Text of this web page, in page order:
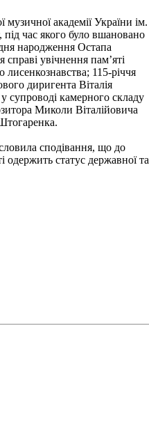
академії України ім.
час якого було вшановано
народження Остапа
увічнення пам’яті
лисенкознавства; 115-річчя
диригента Віталія
супроводі камерного складу
Миколи Віталійовича
сподівання, що до
одержить статус державної та